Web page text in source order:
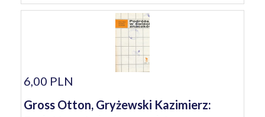
6,00 PLN
Gross Otton, Gryżewski Kazimierz: